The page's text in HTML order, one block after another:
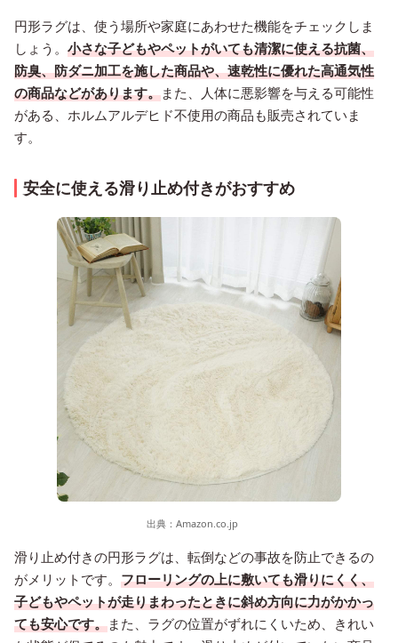
円形ラグは、使う場所や家庭にあわせた機能をチェックしま
しょう。 小さな子どもやペットがいても清潔に使える抗菌、
防臭、防ダニ加工を施した商品や、速乾性に優れた高通気性
の商品などがあります。また、人体に悪影響を与える可能性
がある、ホルムアルデヒド不使用の商品も販売されていま
す。
安全に使える滑り止め付きがおすすめ
出典： Amazon.co.jp
滑り止め付きの円形ラグは、転倒などの事故を防止できるの
がメリットです。 フローリングの上に敷いても滑りにくく、
子どもやペットが走りまわったときに斜め方向に力がかかっ
ても安心です。また、ラグの位置がずれにくいため、きれい